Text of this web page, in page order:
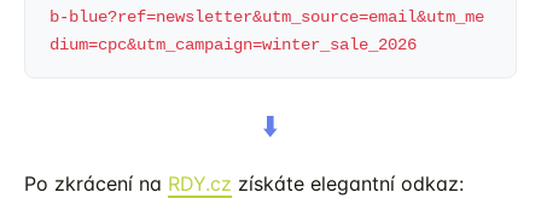
b-blue?ref=newsletter&utm_source=email&utm_me
dium=cpc&utm_campaign=winter_sale_2026
⬇️
Po zkrácení na RDY.cz získáte elegantní odkaz: